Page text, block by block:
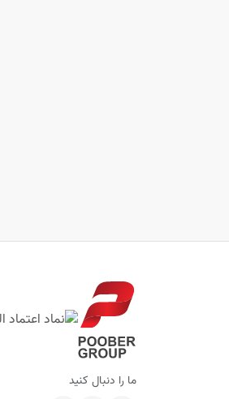
ما را دنبال کنید